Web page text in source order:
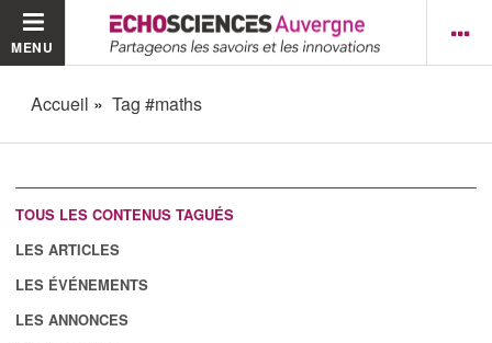
MENU
Accueil Tag #maths
TOUS LES CONTENUS TAGUÉS
LES ARTICLES
LES ÉVÉNEMENTS
LES ANNONCES